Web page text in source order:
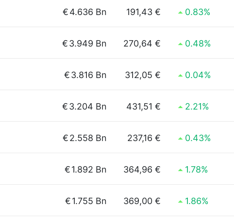
€4.636 Bn 191,43 € 0.83%
€3.949 Bn 270,64 € 0.48%
€3.816 Bn 312,05 € 0.04%
€3.204 Bn 431,51 € 2.21%
€2.558 Bn 237,16 € 0.43%
€1.892 Bn 364,96 € 1.78%
€1.755 Bn 369,00 € 1.86%